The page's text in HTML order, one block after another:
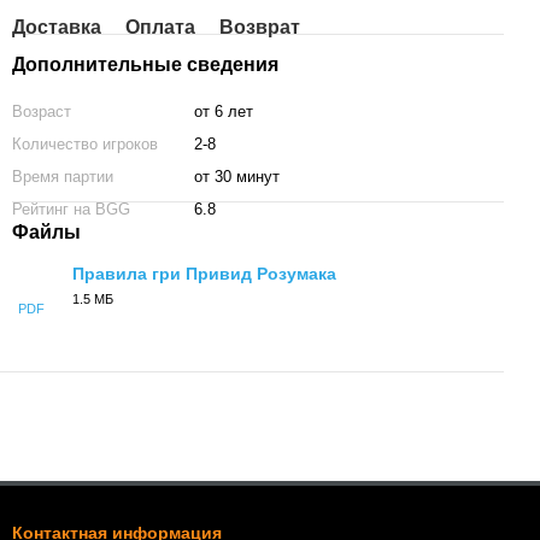
Доставка Оплата
Возврат
Дополнительные сведения
Возраст
от 6 лет
Количество игроков
2-8
Время партии
от 30 минут
Рейтинг на BGG
6.8
Файлы
PDF
Правила гри Привид Розумака
1.5 МБ
Контактная информация